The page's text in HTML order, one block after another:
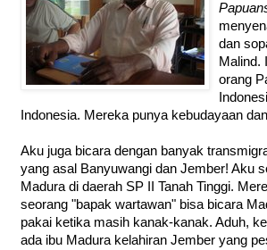
dan
Malind.
orang
Indonesia. Mereka punya kebudayaan
Aku juga bicara dengan banyak
yang asal Banyuwangi dan Jember! Aku
Madura di daerah SP II Tanah Tinggi.
seorang "bapak wartawan" bisa bicara
pakai ketika masih kanak-kanak. Aduh,
ada ibu Madura kelahiran Jember yang